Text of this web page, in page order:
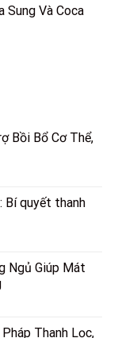
Sung Và Coca
Bồi Bổ Cơ Thể,
Bí quyết thanh
Ngủ Giúp Mát
Thanh Lọc,